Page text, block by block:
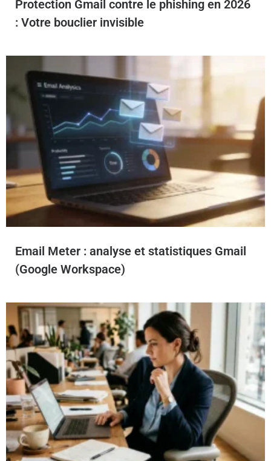
Protection Gmail contre le phishing en 2026
: Votre bouclier invisible
Email Meter : analyse et statistiques Gmail
(Google Workspace)